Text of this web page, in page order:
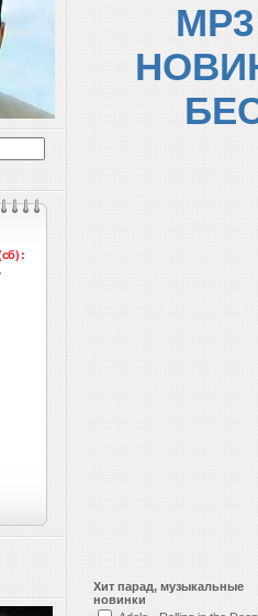
Хит парад, музыкальные
новинки